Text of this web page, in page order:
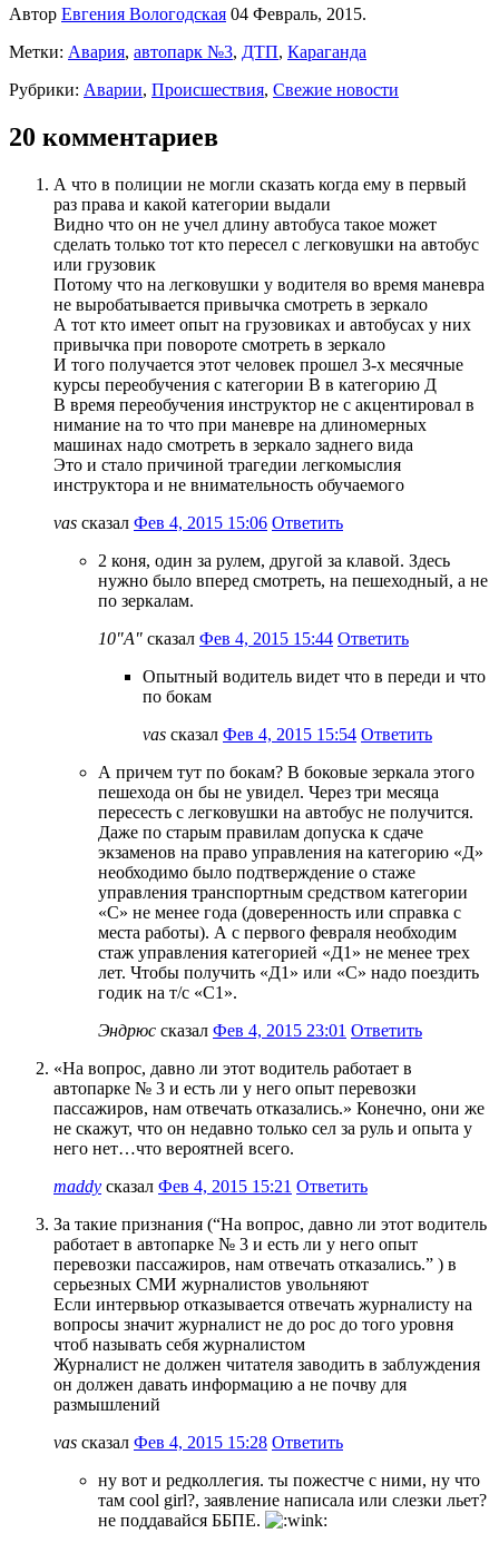
Автор Евгения Вологодская 04 Февраль, 2015.
Метки: Авария, автопарк №3, ДТП, Караганда
Рубрики: Аварии, Происшествия, Свежие новости
20 комментариев
А что в полиции не могли сказать когда ему в первый
раз права и какой категории выдали
Видно что он не учел длину автобуса такое может
сделать только тот кто пересел с легковушки на автобус
или грузовик
Потому что на легковушки у водителя во время маневра
не выробатывается привычка смотреть в зеркало
А тот кто имеет опыт на грузовиках и автобусах у них
привычка при повороте смотреть в зеркало
И того получается этот человек прошел 3-х месячные
курсы переобучения с категории В в категорию Д
В время переобучения инструктор не с акцентировал в
нимание на то что при маневре на длиномерных
машинах надо смотреть в зеркало заднего вида
Это и стало причиной трагедии легкомыслия
инструктора и не внимательность обучаемого
vas сказал Фев 4, 2015 15:06 Ответить
2 коня, один за рулем, другой за клавой. Здесь
нужно было вперед смотреть, на пешеходный, а не
по зеркалам.
10"А" сказал Фев 4, 2015 15:44 Ответить
Опытный водитель видет что в переди и что
по бокам
vas сказал Фев 4, 2015 15:54 Ответить
А причем тут по бокам? В боковые зеркала этого
пешехода он бы не увидел. Через три месяца
пересесть с легковушки на автобус не получится.
Даже по старым правилам допуска к сдаче
экзаменов на право управления на категорию «Д»
необходимо было подтверждение о стаже
управления транспортным средством категории
«С» не менее года (доверенность или справка с
места работы). А с первого февраля необходим
стаж управления категорией «Д1» не менее трех
лет. Чтобы получить «Д1» или «С» надо поездить
годик на т/с «С1».
Эндрюс сказал Фев 4, 2015 23:01 Ответить
«На вопрос, давно ли этот водитель работает в
автопарке № 3 и есть ли у него опыт перевозки
пассажиров, нам отвечать отказались.» Конечно, они же
не скажут, что он недавно только сел за руль и опыта у
него нет…что вероятней всего.
maddy сказал Фев 4, 2015 15:21 Ответить
За такие признания (“На вопрос, давно ли этот водитель
работает в автопарке № 3 и есть ли у него опыт
перевозки пассажиров, нам отвечать отказались.” ) в
серьезных СМИ журналистов увольняют
Если интервьюр отказывается отвечать журналисту на
вопросы значит журналист не до рос до того уровня
чтоб называть себя журналистом
Журналист не должен читателя заводить в заблуждения
он должен давать информацию а не почву для
размышлений
vas сказал Фев 4, 2015 15:28 Ответить
ну вот и редколлегия. ты пожестче с ними, ну что
там cool girl?, заявление написала или слезки льет?
не поддавайся ББПЕ.